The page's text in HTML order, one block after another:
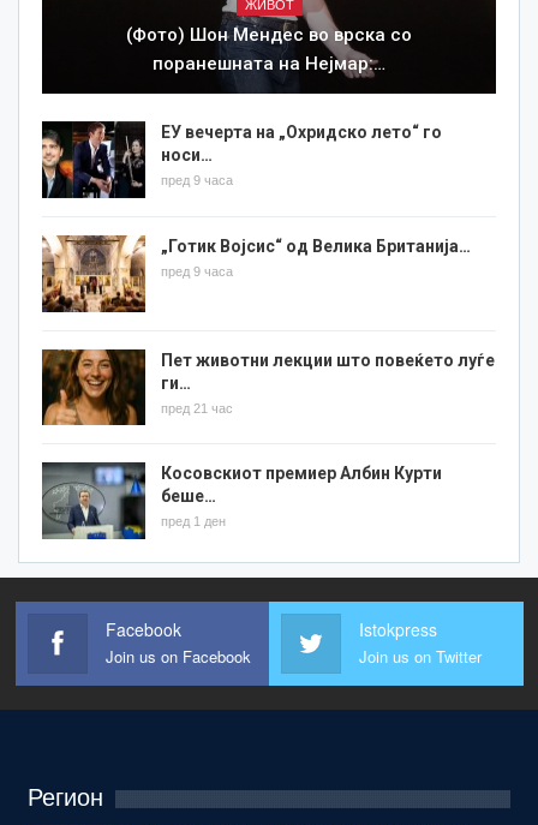
ЖИВОТ
(Фото) Шон Мендес во врска со
поранешната на Нејмар:…
ЕУ вечерта на „Охридско лето“ го
носи…
пред 9 часа
„Готик Војсис“ од Велика Британија…
пред 9 часа
Пет животни лекции што повеќето луѓе
ги…
пред 21 час
Косовскиот премиер Албин Курти
беше…
пред 1 ден
Facebook
Join us on Facebook
Istokpress
Join us on Twitter
Регион